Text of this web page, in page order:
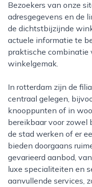
Bezoekers van onze
adresgegevens en de
de dichtstbijzijnde
actuele informatie te
praktische
winkelgemak.
In rotterdam zijn de filialen van albert heijn vaak
centraal gelegen,
knooppunten of in
bereikbaar voor zowel
de stad werken of er
bieden doorgaans
gevarieerd aanbod,
luxe specialiteiten en
aanvullende services,